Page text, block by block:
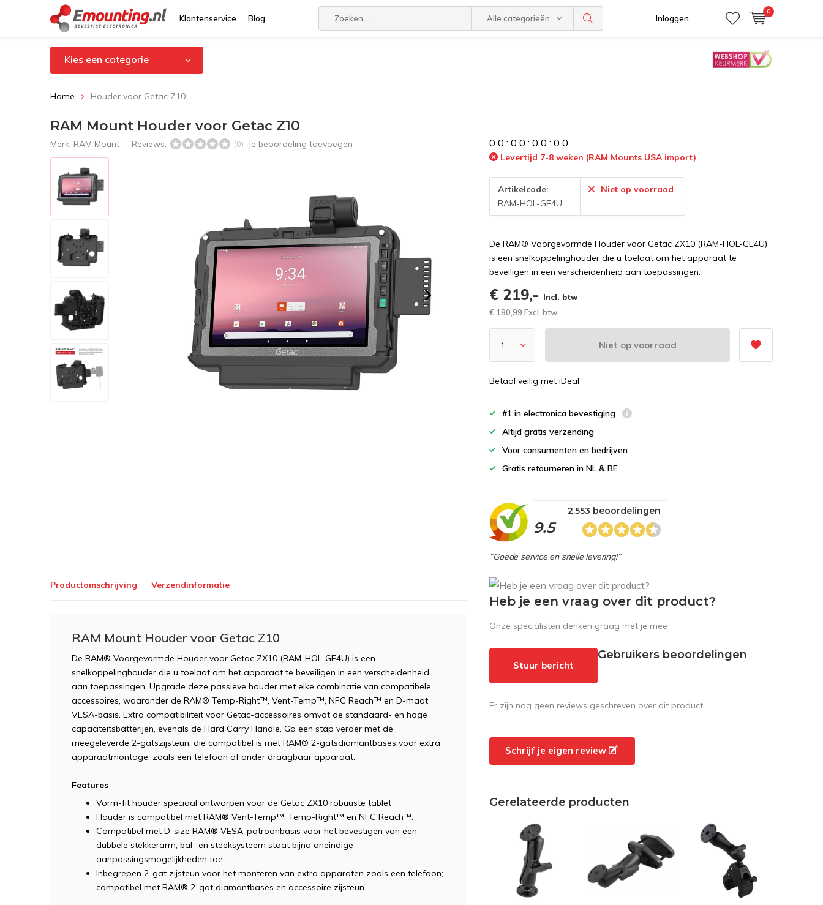
Klantenservice Blog Alle categorieën Inloggen
0
Kies een categorie
Home Houder voor Getac Z10
RAM Mount Houder voor Getac Z10
Merk: RAM Mount Reviews: (0) Je beoordeling toevoegen 0 0 :0 0 :0 0 :0 0
Levertijd 7-8 weken (RAM Mounts USA import)
Artikelcode:
RAM-HOL-GE4U
Niet op voorraad
De RAM® Voorgevormde Houder voor Getac ZX10 (RAM-HOL-GE4U)
is een snelkoppelinghouder die u toelaat om het apparaat te
beveiligen in een verscheidenheid aan toepassingen.
€ 219,-
Incl. btw
€ 180,99 Excl. btw
Niet op voorraad
Betaal veilig met iDeal
#1 in electronica bevestiging
Altijd gratis verzending
Voor consumenten en bedrijven
Gratis retourneren in NL & BE
9.5
2.553 beoordelingen
“Goede service en snelle levering!”
Productomschrijving Verzendinformatie
RAM Mount Houder voor Getac Z10
De RAM® Voorgevormde Houder voor Getac ZX10 (RAM-HOL-GE4U) is een
snelkoppelinghouder die u toelaat om het apparaat te beveiligen in een verscheidenheid
aan toepassingen. Upgrade deze passieve houder met elke combinatie van compatibele
accessoires, waaronder de RAM® Temp-Right™, Vent-Temp™, NFC Reach™ en D-maat
VESA-basis. Extra compatibiliteit voor Getac-accessoires omvat de standaard- en hoge
capaciteitsbatterijen, evenals de Hard Carry Handle. Ga een stap verder met de
meegeleverde 2-gatszijsteun, die compatibel is met RAM® 2-gatsdiamantbases voor extra
apparaatmontage, zoals een telefoon of ander draagbaar apparaat.
Features
Vorm-fit houder speciaal ontworpen voor de Getac ZX10 robuuste tablet
Houder is compatibel met RAM® Vent-Temp™, Temp-Right™ en NFC Reach™.
Compatibel met D-size RAM® VESA-patroonbasis voor het bevestigen van een
dubbele stekkerarm; bal- en steeksysteem staat bijna oneindige
aanpassingsmogelijkheden toe.
Inbegrepen 2-gat zijsteun voor het monteren van extra apparaten zoals een telefoon;
compatibel met RAM® 2-gat diamantbases en accessoire zijsteun.
Heb je een vraag over dit product?
Onze specialisten denken graag met je mee
Stuur bericht
Gebruikers beoordelingen
Er zijn nog geen reviews geschreven over dit product.
Schrijf je eigen review
Gerelateerde producten